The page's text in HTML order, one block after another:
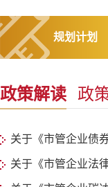
规划计划
政策解读 政
关于《市管企业债
关于《市管企业法